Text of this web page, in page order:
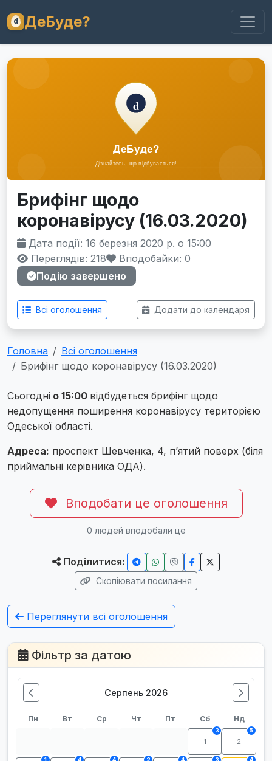
ДеБуде?
Брифінг щодо
коронавірусу (16.03.2020)
Дата події: 16 березня 2020 р. о 15:00
Переглядів: 218
Вподобайки: 0
Подію завершено
Всі оголошення Додати до календаря
Головна
Всі оголошення
Брифінг щодо коронавірусу (16.03.2020)
Сьогодні о 15:00 відбудеться брифінг щодо
недопущення поширення коронавірусу територією
Одеської області.
Адреса: проспект Шевченка, 4, п’ятий поверх (біля
приймальні керівника ОДА).
Вподобати це оголошення
0 людей вподобали це
Поділитися:
Скопіювати посилання
Переглянути всі оголошення
Фільтр за датою
Серпень 2026
Пн Вт Ср Чт Пт Сб Нд
1
3
2
5
1 4 4 2 4 3 4